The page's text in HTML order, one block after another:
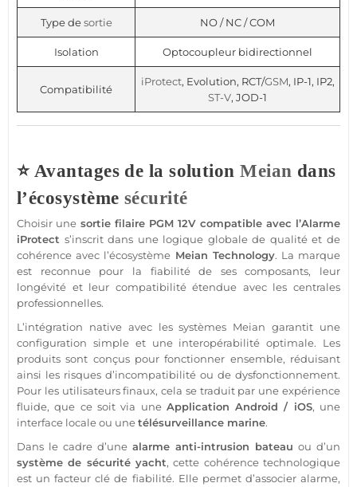
Type desortie NO / NC / COM
Isolation Optocoupleur bidirectionnel
Compatibilité
iProtect, Evolution, RCT/GSM, IP-1, IP2,
ST-V, JOD-1
⭐ Avantages de la solutionMeian dans
l’écosystème sécurité
Choisir une sortie filaire PGM 12V compatibleavec l’Alarme
iProtect s’inscrit dans une logique globale de qualité et de
cohérence avec l’écosystème Meian Technology. La marque
est reconnue pour la fiabilité de ses composants, leur
longévité et leur compatibilité étendue avec les centrales
professionnelles.
L’intégration native avec les systèmes Meian garantit une
configuration simple et une interopérabilité optimale. Les
produits sont conçus pour fonctionner ensemble, réduisant
ainsi les risques d’incompatibilité ou de dysfonctionnement.
Pour les utilisateurs finaux, cela se traduit par une expérience
fluide, que ce soit via une Application Android / iOS, une
interface locale ou unetélésurveillance marine.
Dans le cadre d’une alarme anti-intrusion bateau ou d’un
système de sécurité yacht, cette cohérence technologique
est un facteur clé de fiabilité. Elle permet d’associer alarme,